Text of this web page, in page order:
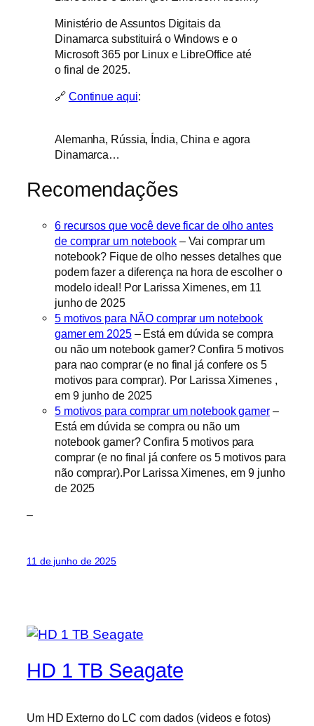
Ministério de Assuntos Digitais da
Dinamarca substituirá o Windows e o
Microsoft 365 por Linux e LibreOffice até
o final de 2025.
🔗 Continue aqui:
Alemanha, Rússia, Índia, China e agora
Dinamarca…
Recomendações
6 recursos que você deve ficar de olho antes
de comprar um notebook– Vai comprar um
notebook? Fique de olho nesses detalhes que
podem fazer a diferença na hora de escolher o
modelo ideal! Por Larissa Ximenes, em 11
junho de 2025
5 motivos para NÃO comprar um notebook
gamer em 2025– Está em dúvida se compra
ou não um notebook gamer? Confira 5 motivos
para nao comprar (e no final já confere os 5
motivos para comprar). Por Larissa Ximenes ,
em 9 junho de 2025
5 motivos para comprar um notebook gamer –
Está em dúvida se compra ou não um
notebook gamer? Confira 5 motivos para
comprar (e no final já confere os 5 motivos para
não comprar).Por Larissa Ximenes, em 9 junho
de 2025
–
11 de junho de 2025
HD 1 TB Seagate
Um HD Externo do LC com dados (videos e fotos)